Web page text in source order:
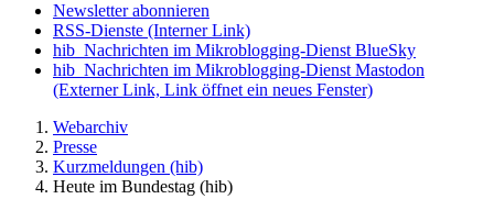
Newsletter abonnieren
RSS-Dienste (Interner Link)
hib_Nachrichten im Mikroblogging-Dienst BlueSky
hib_Nachrichten im Mikroblogging-Dienst Mastodon
(Externer Link, Link öffnet ein neues Fenster)
Webarchiv
Presse
Kurzmeldungen (hib)
Heute im Bundestag (hib)